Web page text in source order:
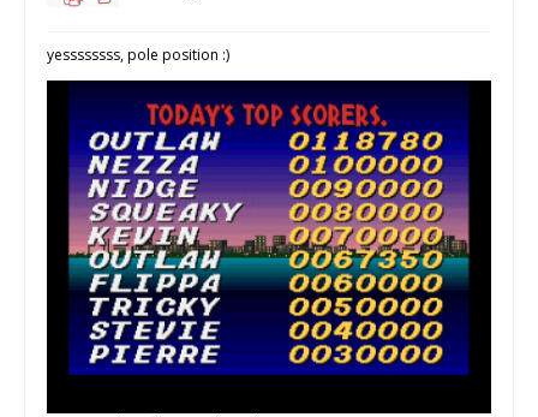
yessssssss, pole position :)